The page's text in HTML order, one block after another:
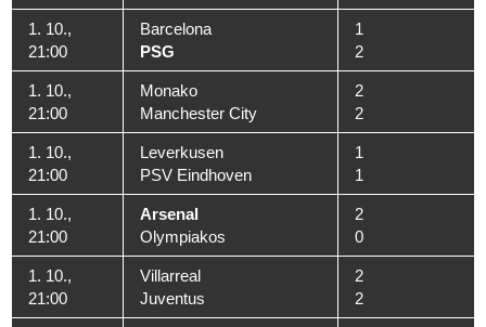
1. 10.,
21:00
Barcelona
PSG
1
2
1. 10.,
21:00
Monako
Manchester City
2
2
1. 10.,
21:00
Leverkusen
PSV Eindhoven
1
1
1. 10.,
21:00
Arsenal
Olympiakos
2
0
1. 10.,
21:00
Villarreal
Juventus
2
2